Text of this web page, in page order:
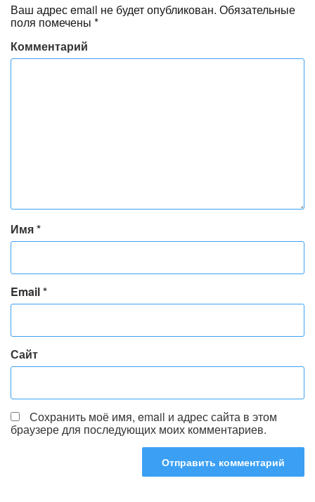
Ваш адрес email не будет опубликован. Обязательные
поля помечены *
Комментарий
Имя*
Email*
Сайт
Сохранить моё имя, email и адрес сайта в этом
браузере для последующих моих комментариев.